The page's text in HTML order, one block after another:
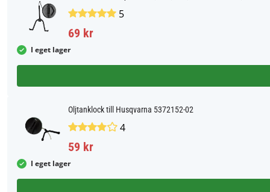
5
69 kr
I eget lager
Oljtanklock till Husqvarna 5372152-02
4
59 kr
I eget lager